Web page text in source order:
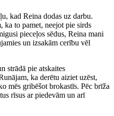
kad Reina dodas uz darbu.
ka to pamet, neejot pie sirds
pieceļos sēdus, Reina mani
un izsakām cerību vēl
strādā pie atskaites
ka derētu aiziet uzēst,
mēs gribēšot brokastīs. Pēc brīža
rīsus ar piedevām un arī